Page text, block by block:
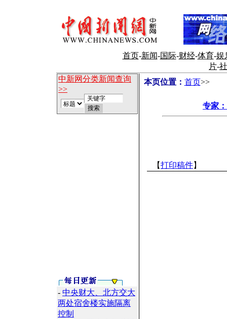
首页-新闻-国际-财经-体育-娱
片-
中新网分类新闻查询
>>
- 中央财大、北方交大
两处宿舍楼实施隔离
控制
本页位置： 首页>>
专家
【打印稿件】